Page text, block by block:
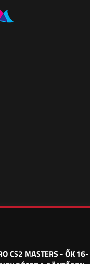
CS2 MASTERS - ŐK 16-